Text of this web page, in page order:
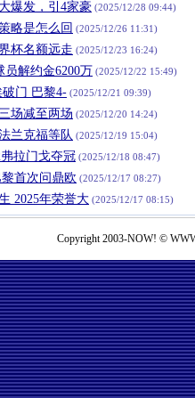
爆发，引4家豪 (2025/12/28 09:44)
略是怎么回 (2025/12/26 11:31)
杯名额远走 (2025/12/23 16:24)
解约金6200万 (2025/12/22 15:49)
门 巴黎4- (2025/12/21 09:39)
场减至两场 (2025/12/20 14:24)
兰克福等队 (2025/12/19 15:04)
拉门戈夺冠 (2025/12/18 08:47)
首次问鼎欧 (2025/12/17 08:27)
2025年荣誉大 (2025/12/17 08:15)
Copyright 2003-NOW! ©